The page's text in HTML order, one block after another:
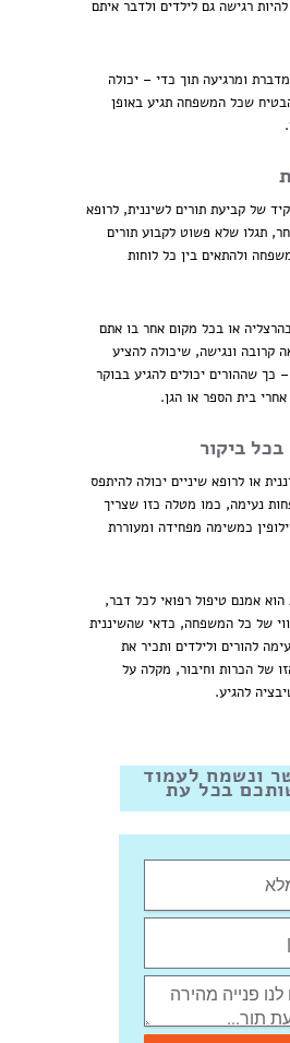
רגישה גם לילדים ולדבר איתם
ומרגיעה תוך כדי – יכולה
שכל המשפחה תגיע באופן
של קביעת תורים לשיננית, לרופא
תגלו שלא פשוט לקבוע תורים
ולהתאים בין כל לוחות
או בכל מקום אחר בו אתם
קרובה ונגישה, שיכולה להציע
כך שההורים יכולים להגיע בבוקר
בית הספר או הגן.
ביקור
או לרופא שיניים יכולה להיתפס
נעימה, כמו מטלה כזו שצריך
כמשימה מפחידה ומעוררת
הוא אמנם טיפול רפואי לכל דבר,
של כל המשפחה, כדאי שהשיננית
להורים ולילדים ותכיר את
של הכרות וחיבור, מקלה על
להגיע.
ונשמח לעמוד
בכל עת